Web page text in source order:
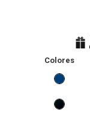
Colores